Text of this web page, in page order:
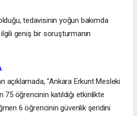
tedavisinin yoğun bakımda
geniş bir soruşturmanın
açıklamada, "Ankara Erkunt Mesleki
öğrencinin katıldığı etkinlikte
6 öğrencinin güvenlik şeridini